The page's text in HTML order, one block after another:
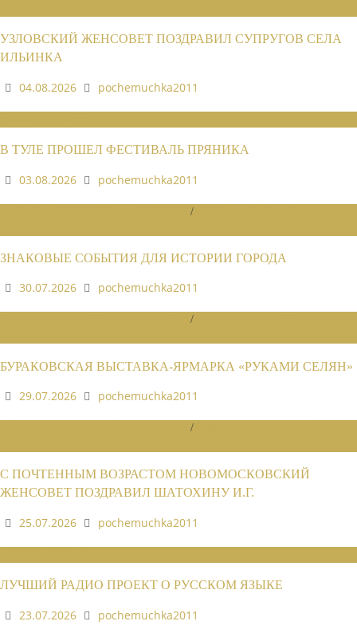
УЗЛОВСКИЙ ЖЕНСОВЕТ ПОЗДРАВИЛ СУПРУГОВ СЕЛА
ИЛЬИНКА
04.08.2026
pochemuchka2011
В ТУЛЕ ПРОШЕЛ ФЕСТИВАЛЬ ПРЯНИКА
03.08.2026
pochemuchka2011
/
ЗНАКОВЫЕ СОБЫТИЯ ДЛЯ ИСТОРИИ ГОРОДА
30.07.2026
pochemuchka2011
/
БУРАКОВСКАЯ ВЫСТАВКА-ЯРМАРКА «РУКАМИ СЕЛЯН»
29.07.2026
pochemuchka2011
/
С ПОЧТЕННЫМ ВОЗРАСТОМ НОВОМОСКОВСКИЙ
ЖЕНСОВЕТ ПОЗДРАВИЛ ШАТОХИНУ И.Г.
25.07.2026
pochemuchka2011
ЛУЧШИЙ РАДИО ПРОЕКТ О РУССКОМ ЯЗЫКЕ
23.07.2026
pochemuchka2011